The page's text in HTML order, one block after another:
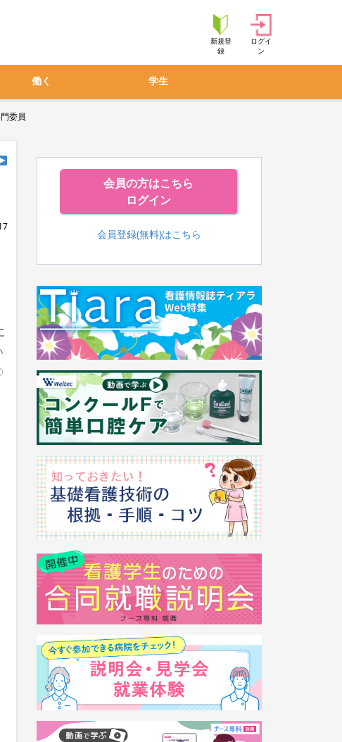
新規登
録
ログイ
ン
働く 学生
委員
会員の方はこちら
ログイン
会員登録(無料)はこちら